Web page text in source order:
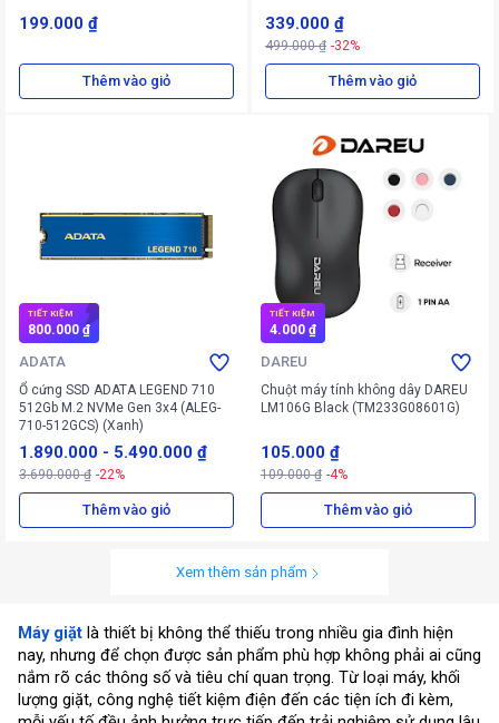
199.000 ₫
Thêm vào giỏ
339.000 ₫
499.000 ₫ -32%
Thêm vào giỏ
TIẾT KIỆM
800.000 ₫
ADATA
Ổ cứng SSD ADATA LEGEND 710
512Gb M.2 NVMe Gen 3x4 (ALEG-
710-512GCS) (Xanh)
1.890.000 - 5.490.000 ₫
3.690.000 ₫ -22%
Thêm vào giỏ
TIẾT KIỆM
4.000 ₫
DAREU
Chuột máy tính không dây DAREU
LM106G Black (TM233G08601G)
105.000 ₫
109.000 ₫ -4%
Thêm vào giỏ
Xem thêm sản phẩm
Máy giặt là thiết bị không thể thiếu trong nhiều gia đình hiện
nay, nhưng để chọn được sản phẩm phù hợp không phải ai cũng
nắm rõ các thông số và tiêu chí quan trọng. Từ loại máy, khối
lượng giặt, công nghệ tiết kiệm điện đến các tiện ích đi kèm,